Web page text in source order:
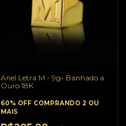
Anel Letra M - 9g- Banhado a
Ouro 18K
60% OFF COMPRANDO 2 OU
MAIS